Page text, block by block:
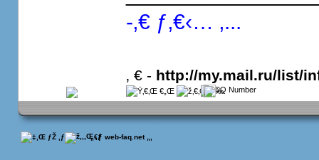
-‚€ ƒ‚€‹… ‚...
‚ € - http://my.mail.ru/list/
 „€ƒ web-faq.net